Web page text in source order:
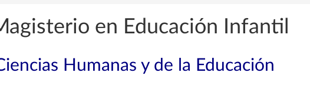
en Educación Infantil
Humanas y de la Educación